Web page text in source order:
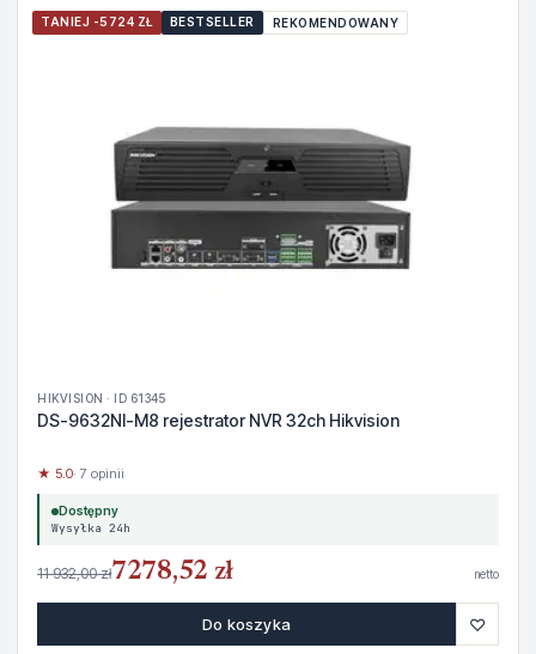
TANIEJ -5724 ZŁ BESTSELLER REKOMENDOWANY
HIKVISION · ID 61345
DS-9632NI-M8 rejestrator NVR 32ch Hikvision
★ 5.0· 7 opinii
Dostępny
Wysyłka 24h
11 932,00 zł7278,52 zł netto
Do koszyka ♡